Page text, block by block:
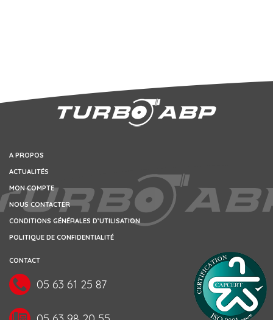
A PROPOS
ACTUALITÉS
MON COMPTE
NOUS CONTACTER
CONDITIONS GÉNÉRALES D’UTILISATION
POLITIQUE DE CONFIDENTIALITÉ
CONTACT
05 63 61 25 87